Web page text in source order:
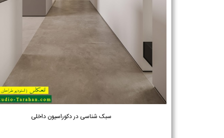
سبک شناسی در دکوراسیون داخلی